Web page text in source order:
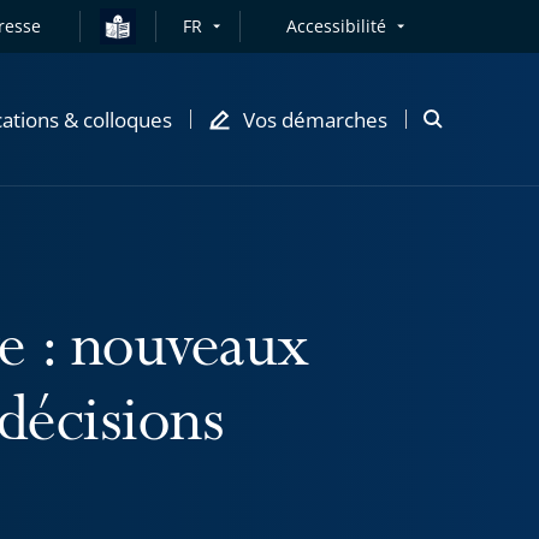
FR Accessibilité
& colloques Vos démarches
Ouvrir
: nouveaux